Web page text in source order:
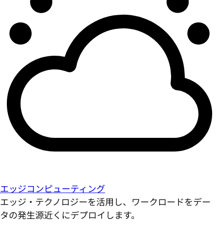
エッジコンピューティング
エッジ・テクノロジーを活用し、ワークロードをデー
タの発生源近くにデプロイします。